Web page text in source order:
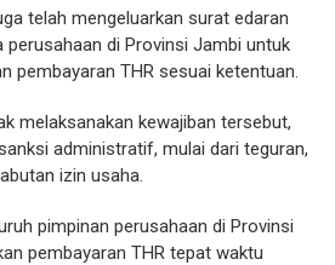
telah mengeluarkan surat edaran
perusahaan di Provinsi Jambi untuk
pembayaran THR sesuai ketentuan.
melaksanakan kewajiban tersebut,
administratif, mulai dari teguran,
izin usaha.
pimpinan perusahaan di Provinsi
pembayaran THR tepat waktu